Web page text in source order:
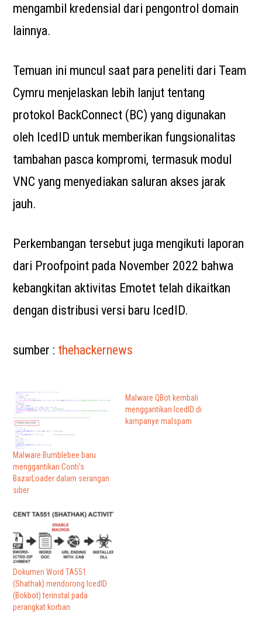
mengambil kredensial dari pengontrol domain
lainnya.
Temuan ini muncul saat para peneliti dari Team
Cymru menjelaskan lebih lanjut tentang
protokol BackConnect (BC) yang digunakan
oleh IcedID untuk memberikan fungsionalitas
tambahan pasca kompromi, termasuk modul
VNC yang menyediakan saluran akses jarak
jauh.
Perkembangan tersebut juga mengikuti laporan
dari Proofpoint pada November 2022 bahwa
kebangkitan aktivitas Emotet telah dikaitkan
dengan distribusi versi baru IcedID.
sumber : thehackernews
Malware Bumblebee baru
menggantikan Conti’s
BazarLoader dalam serangan
siber
Malware QBot kembali
menggantikan IcedID di
kampanye malspam
Dokumen Word TA551
(Shathak) mendorong IcedID
(Bokbot) terinstal pada
perangkat korban